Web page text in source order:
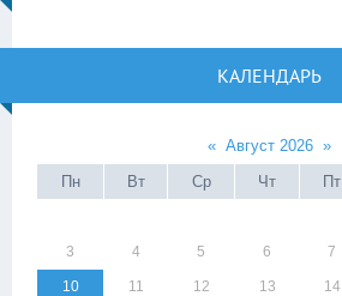
КАЛЕНДАРЬ
« Август 2026 »
Пн
Вт Ср Чт Пт
3 4 5 6 7
10 11 12 13 14